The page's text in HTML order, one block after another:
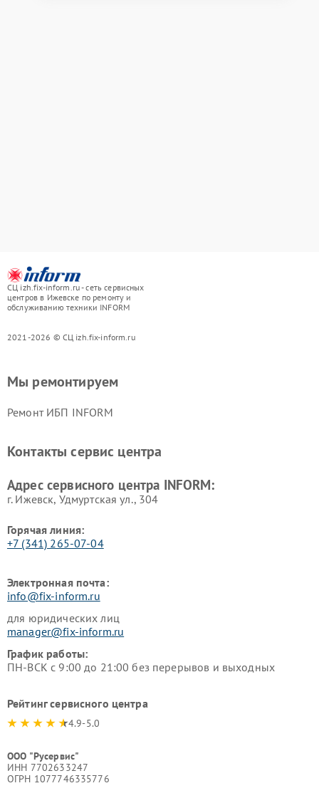
СЦ izh.fix-inform.ru - сеть сервисных
центров в Ижевске по ремонту и
обслуживанию техники INFORM
2021-2026 © СЦ izh.fix-inform.ru
Мы ремонтируем
Ремонт ИБП INFORM
Контакты сервис центра
Адрес сервисного центра INFORM:
г. Ижевск, Удмуртская ул., 304
Горячая линия:
+7 (341) 265-07-04
Электронная почта:
info@fix-inform.ru
для юридических лиц
manager@fix-inform.ru
График работы:
ПН-ВСК с 9:00 до 21:00 без перерывов и выходных
Рейтинг сервисного центра
4.9-5.0
ООО "Русервис"
ИНН 7702633247
ОГРН 1077746335776